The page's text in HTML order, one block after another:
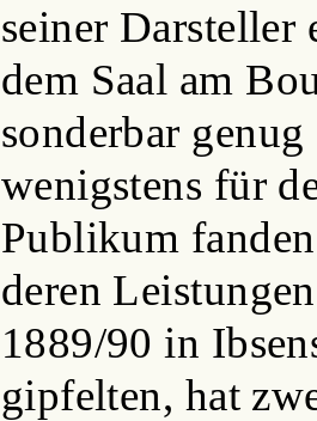
seiner Darsteller
dem Saal am
sonderbar
wenigstens für
Publikum
deren
1889/90 in
gipfelten, hat